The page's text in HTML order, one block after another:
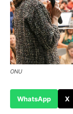
ONU
WhatsApp X